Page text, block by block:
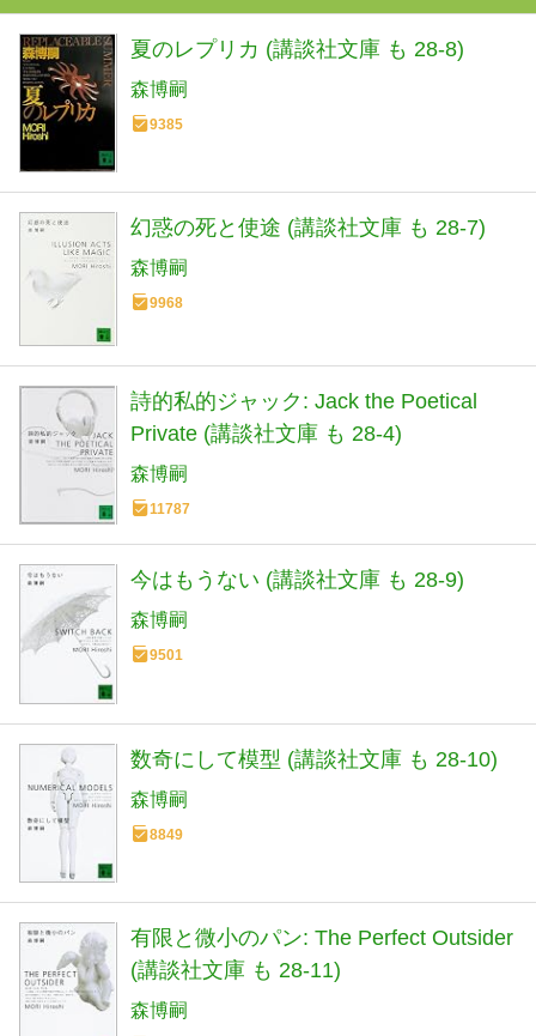
夏のレプリカ (講談社文庫 も 28-8)
森博嗣
9385
幻惑の死と使途 (講談社文庫 も 28-7)
森博嗣
9968
詩的私的ジャック: Jack the Poetical
Private (講談社文庫 も 28-4)
森博嗣
11787
今はもうない (講談社文庫 も 28-9)
森博嗣
9501
数奇にして模型 (講談社文庫 も 28-10)
森博嗣
8849
有限と微小のパン: The Perfect Outsider
(講談社文庫 も 28-11)
森博嗣